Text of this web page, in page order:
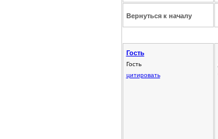
Вернуться к началу
Гость
Гость
цитировать